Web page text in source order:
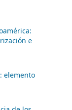
e
elemento